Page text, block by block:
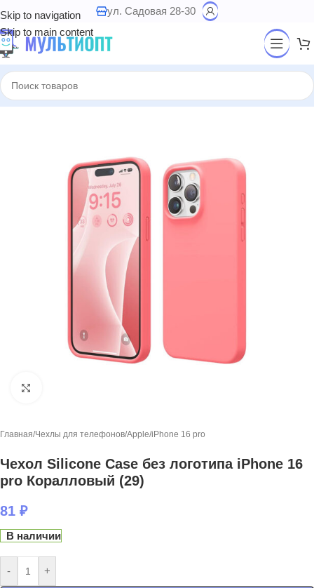
Skip to navigation
Skip to main content
ул. Садовая 28-30
Главная/Чехлы для телефонов/Apple/iPhone 16 pro
Чехол Silicone Case без логотипа iPhone 16
pro Коралловый (29)
81 ₽
В наличии
- +